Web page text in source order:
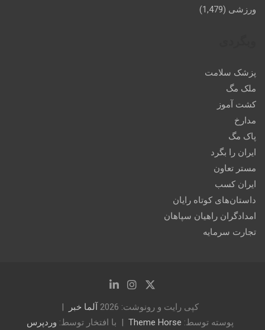
ورزشی (1,479)
پزشک سلامت
ملک مگ
کشت آموز
مدارخ
پاک مگ
ایران را بگرد
مستر تعاون
ایران کسب
داستان‌های کوتاه رایان
امدادگران راهیان سپاهان
تجارت سرمایه
کپی رایت و رونوشت: 2026
آلما خبر
پوسته توسط: Theme Horse با افتخار توسط: وردپرس